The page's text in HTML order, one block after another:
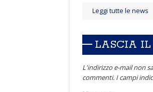
Leggi tutte le news
LASCIA
L'indirizzo e-mail non
commenti. I campi